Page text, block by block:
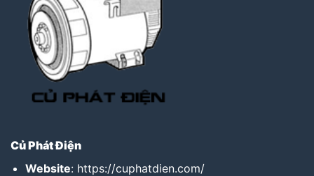
Củ Phát Điện
Website: https://cuphatdien.com/